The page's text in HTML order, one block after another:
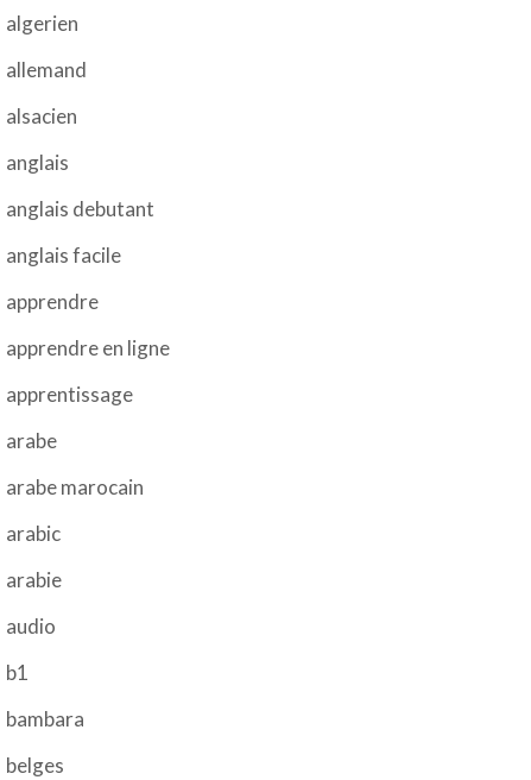
algerien
allemand
alsacien
anglais
anglais debutant
anglais facile
apprendre
apprendre en ligne
apprentissage
arabe
arabe marocain
arabic
arabie
audio
b1
bambara
belges